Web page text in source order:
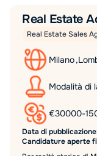
Real Estate
Real Estate Sales
Milano,
Modalità di
€30000-
Data di
Candidature aperte